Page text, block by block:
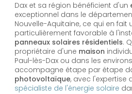
Dax et sa région bénéficient d'un
exceptionnel dans le
Nouvelle-Aquitaine, ce qui en fait
particulièrement favorable à
panneaux solaires résidentiels.
propriétaire d'une maison
Paul-lès-Dax ou dans les
accompagne étape par étape
photovoltaïque, avec l'expertise
spécialiste de l'énergie solaire